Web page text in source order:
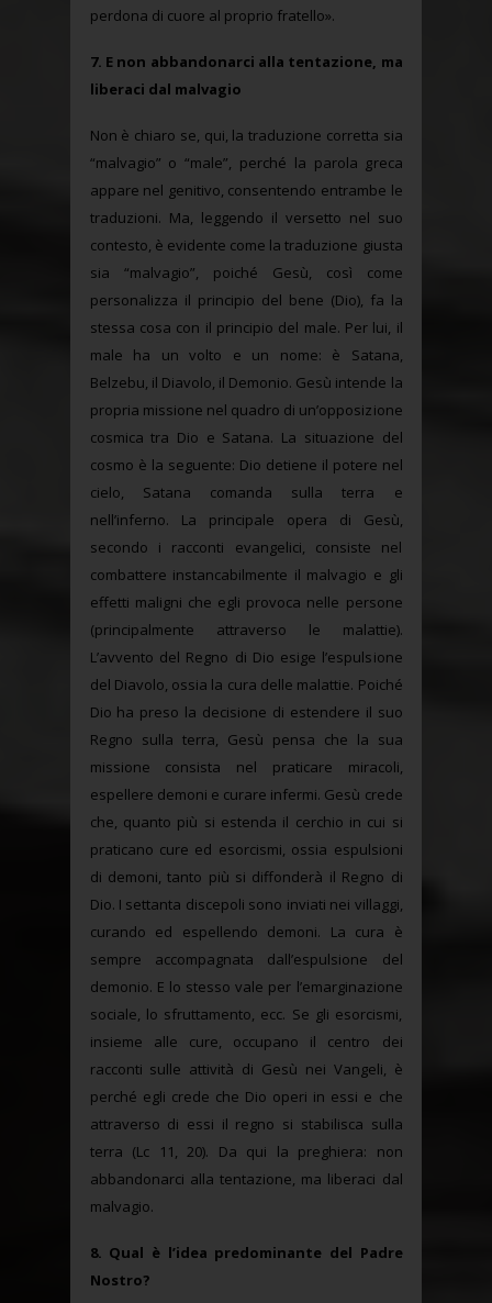
perdona di cuore al proprio fratello».
7. E non abbandonarci alla tentazione, ma
liberaci dal malvagio
Non è chiaro se, qui, la traduzione corretta sia
“malvagio” o “male”, perché la parola greca
appare nel genitivo, consentendo entrambe le
traduzioni. Ma, leggendo il versetto nel suo
contesto, è evidente come la traduzione giusta
sia “malvagio”, poiché Gesù, così come
personalizza il principio del bene (Dio), fa la
stessa cosa con il principio del male. Per lui, il
male ha un volto e un nome: è Satana,
Belzebu, il Diavolo, il Demonio. Gesù intende la
propria missione nel quadro di un’opposizione
cosmica tra Dio e Satana. La situazione del
cosmo è la seguente: Dio detiene il potere nel
cielo, Satana comanda sulla terra e
nell’inferno. La principale opera di Gesù,
secondo i racconti evangelici, consiste nel
combattere instancabilmente il malvagio e gli
effetti maligni che egli provoca nelle persone
(principalmente attraverso le malattie).
L’avvento del Regno di Dio esige l’espulsione
del Diavolo, ossia la cura delle malattie. Poiché
Dio ha preso la decisione di estendere il suo
Regno sulla terra, Gesù pensa che la sua
missione consista nel praticare miracoli,
espellere demoni e curare infermi. Gesù crede
che, quanto più si estenda il cerchio in cui si
praticano cure ed esorcismi, ossia espulsioni
di demoni, tanto più si diffonderà il Regno di
Dio. I settanta discepoli sono inviati nei villaggi,
curando ed espellendo demoni. La cura è
sempre accompagnata dall’espulsione del
demonio. E lo stesso vale per l’emarginazione
sociale, lo sfruttamento, ecc. Se gli esorcismi,
insieme alle cure, occupano il centro dei
racconti sulle attività di Gesù nei Vangeli, è
perché egli crede che Dio operi in essi e che
attraverso di essi il regno si stabilisca sulla
terra (Lc 11, 20). Da qui la preghiera: non
abbandonarci alla tentazione, ma liberaci dal
malvagio.
8. Qual è l’idea predominante del Padre
Nostro?